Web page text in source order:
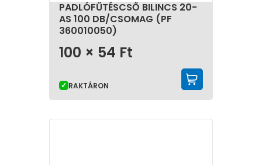
PADLÓFŰTÉSCSŐ BILINCS 20-
AS 100 DB/CSOMAG (PF
360010050)
100 × 54 Ft
RAKTÁRON